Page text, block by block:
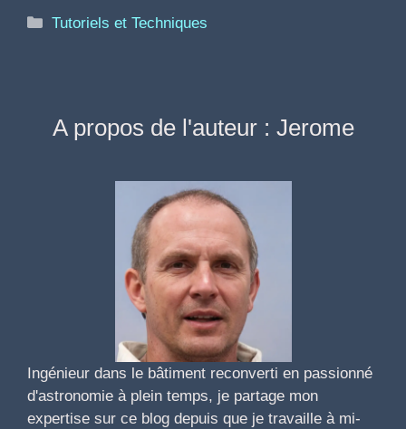
Catégories
Tutoriels et Techniques
A propos de l'auteur : Jerome
Ingénieur dans le bâtiment reconverti en passionné
d'astronomie à plein temps, je partage mon
expertise sur ce blog depuis que je travaille à mi-